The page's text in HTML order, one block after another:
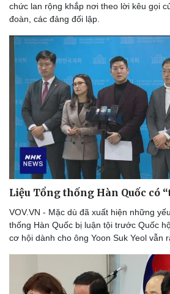
Thể thao
Bóng đá
Lịch thi đấu bóng đá
Thế giới thể thao
eSports
Ô tô
Xe
Tư
chức lan rộng khắp nơi theo lời kêu gọi
đoàn, các đảng đối lập.
Liệu Tổng thống Hàn Quốc có
VOV.VN - Mặc dù đã xuất hiện những
thống Hàn Quốc bị luận tội trước Quốc
cơ hội dành cho ông Yoon Suk Yeol vẫn